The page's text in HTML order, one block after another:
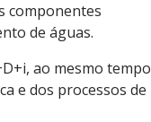
componentes
de águas.
ao mesmo tempo
e dos processos de